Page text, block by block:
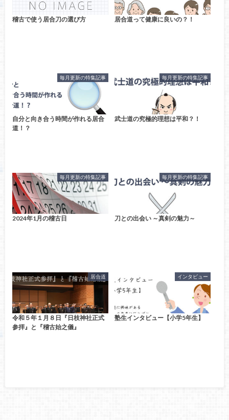
稽古で使う居合刀の選び方 居合道って健康に良いの？！
毎月更新の特集記事
自分と向き合う時間が作れる居合
道！？
毎月更新の特集記事
武士道の究極的理想は平和？！
毎月更新の特集記事
2024年1月の稽古日
毎月更新の特集記事
刀との出会い ～真剣の魅力～
居合道
令和５年１月８日『日枝神社正式
参拝』と『稽古始之儀』
インタビュー
塾生インタビュー【小学5年生】